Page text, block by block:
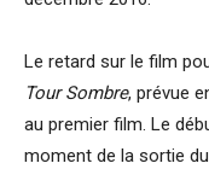
Le retard sur le film
Tour Sombre, prévue
au premier film. Le
moment de la sortie